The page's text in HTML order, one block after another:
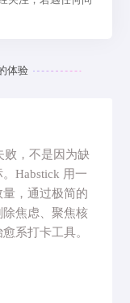
体验
败，不是因为缺
Habstick 用一
，通过极简的
焦虑、聚焦核
系打卡工具。